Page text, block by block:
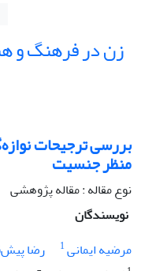
زن در فرهنگ و
بررسی ترجیحات
منظر جنسیت
نوع مقاله : مقاله پژوهشی
نویسندگان
مرضیه ایمانی1 رضا